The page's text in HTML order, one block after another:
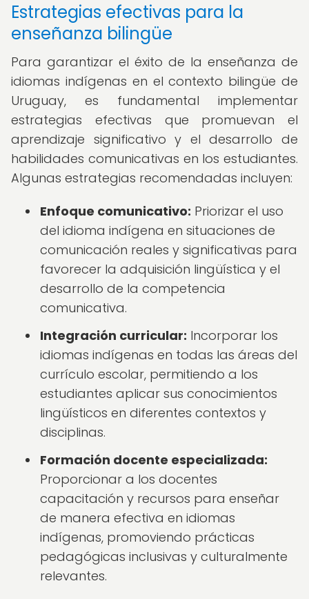
Estrategias efectivas para la
enseñanza bilingüe
Para garantizar el éxito de la enseñanza de
idiomas indígenas en el contexto bilingüe de
Uruguay, es fundamental implementar
estrategias efectivas que promuevan el
aprendizaje significativo y el desarrollo de
habilidades comunicativas en los estudiantes.
Algunas estrategias recomendadas incluyen:
Enfoque comunicativo: Priorizar el uso
del idioma indígena en situaciones de
comunicación reales y significativas para
favorecer la adquisición lingüística y el
desarrollo de la competencia
comunicativa.
Integración curricular: Incorporar los
idiomas indígenas en todas las áreas del
currículo escolar, permitiendo a los
estudiantes aplicar sus conocimientos
lingüísticos en diferentes contextos y
disciplinas.
Formación docente especializada:
Proporcionar a los docentes
capacitación y recursos para enseñar
de manera efectiva en idiomas
indígenas, promoviendo prácticas
pedagógicas inclusivas y culturalmente
relevantes.